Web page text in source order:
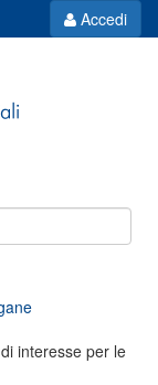
Accedi
interesse per le